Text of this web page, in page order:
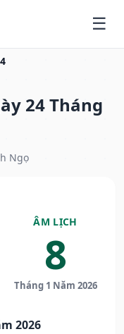
24 Tháng
Ngọ
ÂM LỊCH
8
Tháng 1 Năm 2026
2026